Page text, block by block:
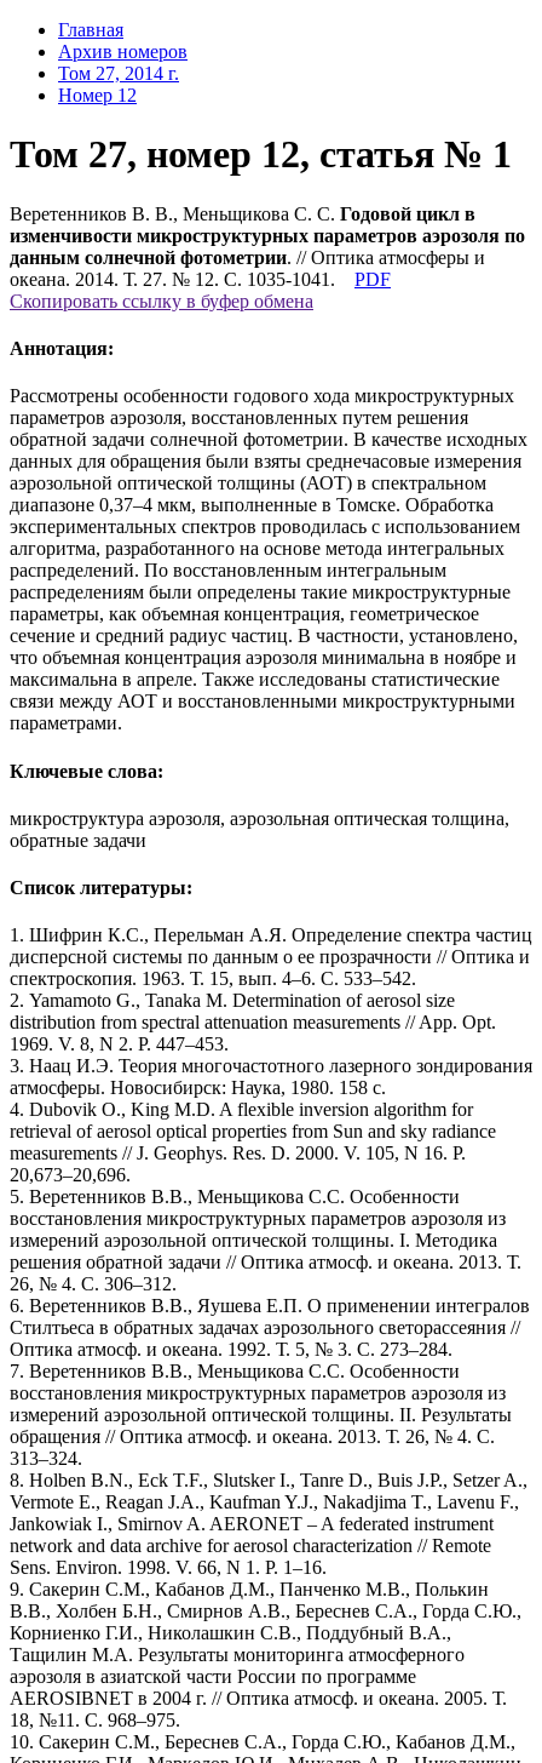
Главная
Архив номеров
Том 27, 2014 г.
Номер 12
Том 27, номер 12, статья № 1
Веретенников В. В., Меньщикова С. С. Годовой цикл в
изменчивости микроструктурных параметров аэрозоля по
данным солнечной фотометрии. // Оптика атмосферы и
океана. 2014. Т. 27. № 12. С. 1035-1041.
PDF
Скопировать ссылку в буфер обмена
Аннотация:
Рассмотрены особенности годового хода микроструктурных
параметров аэрозоля, восстановленных путем решения
обратной задачи солнечной фотометрии. В качестве исходных
данных для обращения были взяты среднечасовые измерения
аэрозольной оптической толщины (АОТ) в спектральном
диапазоне 0,37–4 мкм, выполненные в Томске. Обработка
экспериментальных спектров проводилась с использованием
алгоритма, разработанного на основе метода интегральных
распределений. По восстановленным интегральным
распределениям были определены такие микроструктурные
параметры, как объемная концентрация, геометрическое
сечение и средний радиус частиц. В частности, установлено,
что объемная концентрация аэрозоля минимальна в ноябре и
максимальна в апреле. Также исследованы статистические
связи между АОТ и восстановленными микроструктурными
параметрами.
Ключевые слова:
микроструктура аэрозоля, аэрозольная оптическая толщина,
обратные задачи
Список литературы:
1. Шифрин К.С., Перельман А.Я. Определение спектра частиц
дисперсной системы по данным о ее прозрачности // Оптика и
спектроскопия. 1963. Т. 15, вып. 4–6. С. 533–542.
2. Yamamoto G., Tanaka M. Determination of aerosol size
distribution from spectral attenuation measurements // App. Opt.
1969. V. 8, N 2. P. 447–453.
3. Наац И.Э. Теория многочастотного лазерного зондирования
атмосферы. Новосибирск: Наука, 1980. 158 с.
4. Dubovik O., King M.D. A flexible inversion algorithm for
retrieval of aerosol optical properties from Sun and sky radiance
measurements // J. Geophys. Res. D. 2000. V. 105, N 16. P.
20,673–20,696.
5. Веретенников В.В., Меньщикова С.С. Особенности
восстановления микроструктурных параметров аэрозоля из
измерений аэрозольной оптической толщины. I. Методика
решения обратной задачи // Оптика атмосф. и океана. 2013. Т.
26, № 4. С. 306–312.
6. Веретенников В.В., Яушева Е.П. О применении интегралов
Стилтьеса в обратных задачах аэрозольного светорассеяния //
Оптика атмосф. и океана. 1992. Т. 5, № 3. С. 273–284.
7. Веретенников В.В., Меньщикова С.С. Особенности
восстановления микроструктурных параметров аэрозоля из
измерений аэрозольной оптической толщины. II. Результаты
обращения // Оптика атмосф. и океана. 2013. Т. 26, № 4. С.
313–324.
8. Holben B.N., Eck T.F., Slutsker I., Tanre D., Buis J.P., Setzer A.,
Vermote E., Reagan J.A., Kaufman Y.J., Nakadjima T., Lavenu F.,
Jankowiak I., Smirnov A. AERONET – A federated instrument
network and data archive for aerosol characterization // Remote
Sens. Environ. 1998. V. 66, N 1. P. 1–16.
9. Сакерин С.М., Кабанов Д.М., Панченко М.В., Полькин
В.В., Холбен Б.Н., Смирнов А.В., Береснев С.А., Горда С.Ю.,
Корниенко Г.И., Николашкин С.В., Поддубный В.А.,
Тащилин М.А. Результаты мониторинга атмосферного
аэрозоля в азиатской части России по программе
AEROSIBNET в 2004 г. // Оптика атмосф. и океана. 2005. Т.
18, №11. С. 968–975.
10. Сакерин С.М., Береснев С.А., Горда С.Ю., Кабанов Д.М.,